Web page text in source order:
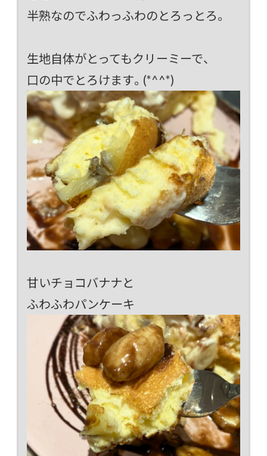
半熟なのでふわっふわのとろっとろ。
生地自体がとってもクリーミーで、
口の中でとろけます。(*^^*)
甘いチョコバナナと
ふわふわパンケーキ